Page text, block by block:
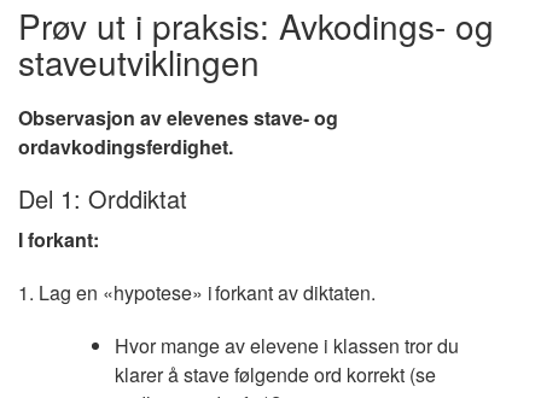
Prøv ut i praksis: Avkodings- og
staveutviklingen
Observasjon av elevenes stave- og
ordavkodingsferdighet.
Del 1: Orddiktat
I forkant:
1. Lag en «hypotese» i forkant av diktaten.
Hvor mange av elevene i klassen tror du
klarer å stave følgende ord korrekt (se